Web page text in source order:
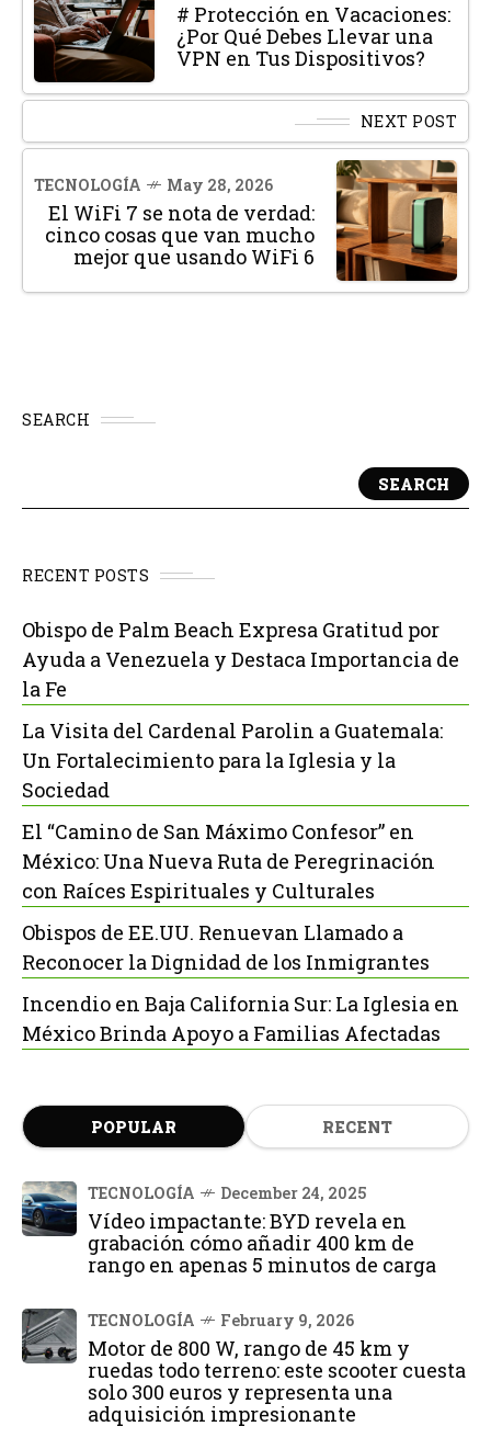
# Protección en Vacaciones:
¿Por Qué Debes Llevar una
VPN en Tus Dispositivos?
NEXT POST
TECNOLOGÍA May 28, 2026
El WiFi 7 se nota de verdad:
cinco cosas que van mucho
mejor que usando WiFi 6
SEARCH
SEARCH
RECENT POSTS
Obispo de Palm Beach Expresa Gratitud por
Ayuda a Venezuela y Destaca Importancia de
la Fe
La Visita del Cardenal Parolin a Guatemala:
Un Fortalecimiento para la Iglesia y la
Sociedad
El “Camino de San Máximo Confesor” en
México: Una Nueva Ruta de Peregrinación
con Raíces Espirituales y Culturales
Obispos de EE.UU. Renuevan Llamado a
Reconocer la Dignidad de los Inmigrantes
Incendio en Baja California Sur: La Iglesia en
México Brinda Apoyo a Familias Afectadas
POPULAR RECENT
TECNOLOGÍA December 24, 2025
Vídeo impactante: BYD revela en
grabación cómo añadir 400 km de
rango en apenas 5 minutos de carga
TECNOLOGÍA February 9, 2026
Motor de 800 W, rango de 45 km y
ruedas todo terreno: este scooter cuesta
solo 300 euros y representa una
adquisición impresionante